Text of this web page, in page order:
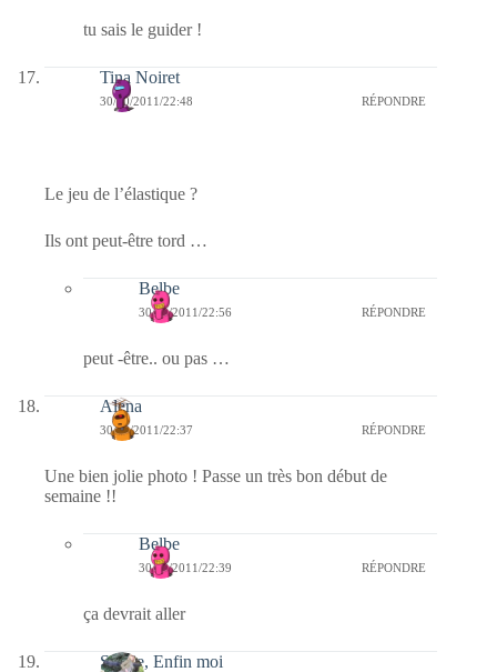
tu sais le guider !
Tina Noiret
30/10/2011/22:48 RÉPONDRE
Le jeu de l’élastique ?
Ils ont peut-être tord …
Belbe
30/10/2011/22:56 RÉPONDRE
peut -être.. ou pas …
Alena
30/10/2011/22:37 RÉPONDRE
Une bien jolie photo ! Passe un très bon début de
semaine !!
Belbe
30/10/2011/22:39 RÉPONDRE
ça devrait aller
Sylvie, Enfin moi